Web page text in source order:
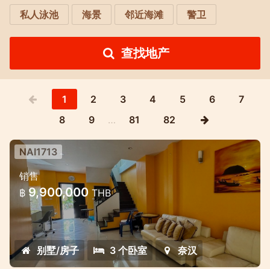
私人泳池 海景 邻近海滩 警卫
查找地产
1 2 3 4 5 6
7
8
9 … 81 82
位于奈汉（Nai Harn）Medvillage小
区的3卧室房屋
奈汉小区内一套漂亮的房子出售
NAI1713
销售
฿ 9,900,000 THB
别墅/房子 3 个卧室 奈汉